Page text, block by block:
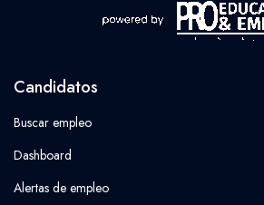
Candidatos
Buscar empleo
Dashboard
Alertas de empleo